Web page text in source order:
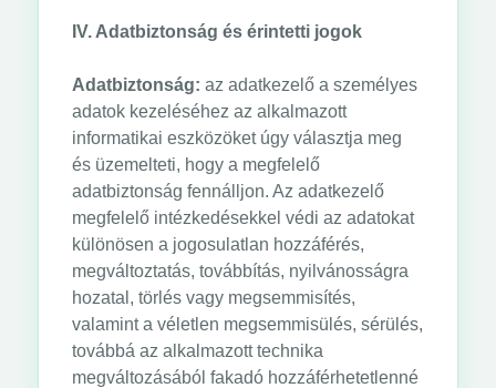
IV. Adatbiztonság és érintetti jogok
Adatbiztonság: az adatkezelő a személyes
adatok kezeléséhez az alkalmazott
informatikai eszközöket úgy választja meg
és üzemelteti, hogy a megfelelő
adatbiztonság fennálljon. Az adatkezelő
megfelelő intézkedésekkel védi az adatokat
különösen a jogosulatlan hozzáférés,
megváltoztatás, továbbítás, nyilvánosságra
hozatal, törlés vagy megsemmisítés,
valamint a véletlen megsemmisülés, sérülés,
továbbá az alkalmazott technika
megváltozásából fakadó hozzáférhetetlenné